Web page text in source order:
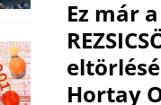
Ez már
Hortay